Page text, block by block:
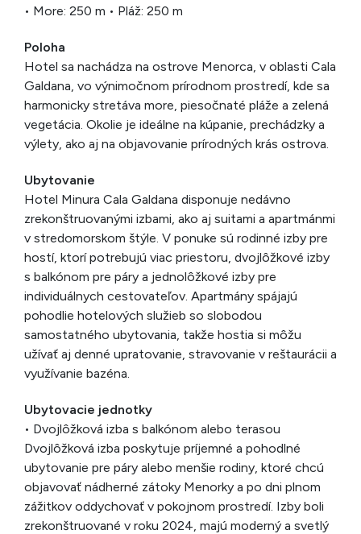
• More: 250 m • Pláž: 250 m
Poloha
Hotel sa nachádza na ostrove Menorca, v oblasti Cala
Galdana, vo výnimočnom prírodnom prostredí, kde sa
harmonicky stretáva more, piesočnaté pláže a zelená
vegetácia. Okolie je ideálne na kúpanie, prechádzky a
výlety, ako aj na objavovanie prírodných krás ostrova.
Ubytovanie
Hotel Minura Cala Galdana disponuje nedávno
zrekonštruovanými izbami, ako aj suitami a apartmánmi
v stredomorskom štýle. V ponuke sú rodinné izby pre
hostí, ktorí potrebujú viac priestoru, dvojlôžkové izby
s balkónom pre páry a jednolôžkové izby pre
individuálnych cestovateľov. Apartmány spájajú
pohodlie hotelových služieb so slobodou
samostatného ubytovania, takže hostia si môžu
užívať aj denné upratovanie, stravovanie v reštaurácii a
využívanie bazéna.
Ubytovacie jednotky
• Dvojlôžková izba s balkónom alebo terasou
Dvojlôžková izba poskytuje príjemné a pohodlné
ubytovanie pre páry alebo menšie rodiny, ktoré chcú
objavovať nádherné zátoky Menorky a po dni plnom
zážitkov oddychovať v pokojnom prostredí. Izby boli
zrekonštruované v roku 2024, majú moderný a svetlý